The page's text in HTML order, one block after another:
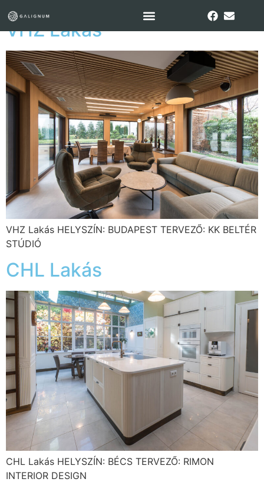
VHZ Lakás
VHZ Lakás HELYSZÍN: BUDAPEST TERVEZŐ: KK BELTÉR
STÚDIÓ
CHL Lakás
CHL Lakás HELYSZÍN: BÉCS TERVEZŐ: RIMON
INTERIOR DESIGN